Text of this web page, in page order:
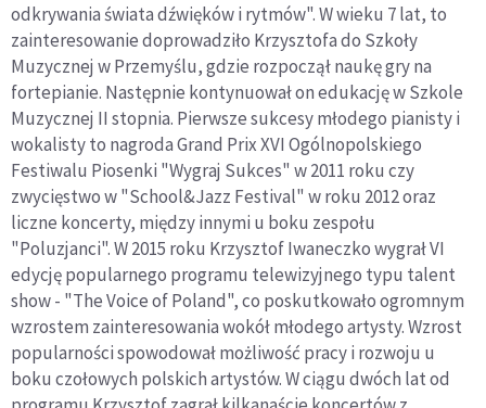
odkrywania świata dźwięków i rytmów". W wieku 7 lat, to
zainteresowanie doprowadziło Krzysztofa do Szkoły
Muzycznej w Przemyślu, gdzie rozpoczął naukę gry na
fortepianie. Następnie kontynuował on edukację w Szkole
Muzycznej II stopnia. Pierwsze sukcesy młodego pianisty i
wokalisty to nagroda Grand Prix XVI Ogólnopolskiego
Festiwalu Piosenki "Wygraj Sukces" w 2011 roku czy
zwycięstwo w "School&Jazz Festival" w roku 2012 oraz
liczne koncerty, między innymi u boku zespołu
"Poluzjanci". W 2015 roku Krzysztof Iwaneczko wygrał VI
edycję popularnego programu telewizyjnego typu talent
show - "The Voice of Poland", co poskutkowało ogromnym
wzrostem zainteresowania wokół młodego artysty. Wzrost
popularności spowodował możliwość pracy i rozwoju u
boku czołowych polskich artystów. W ciągu dwóch lat od